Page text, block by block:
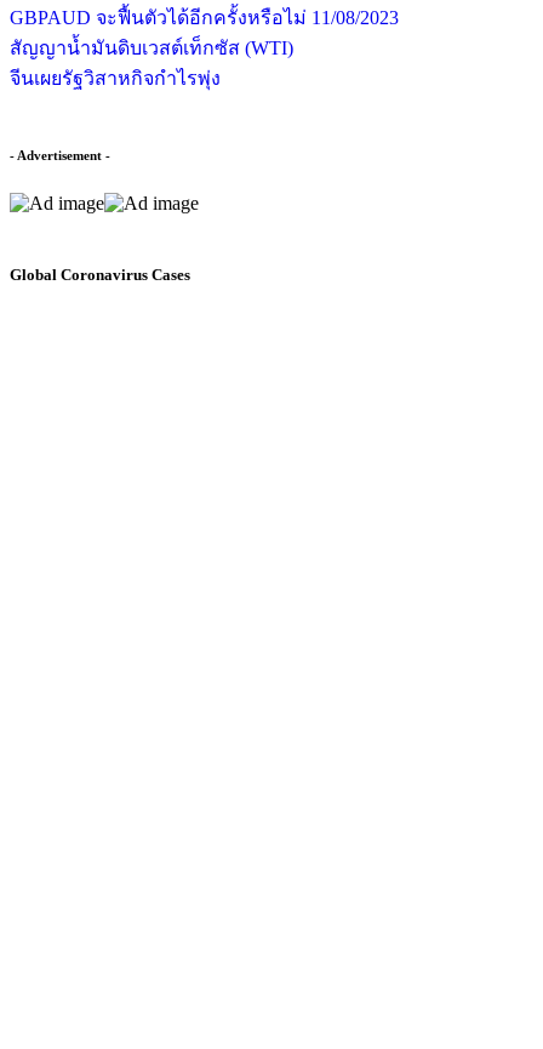
GBPAUD จะฟื้นตัวได้อีกครั้งหรือไม่ 11/08/2023
สัญญาน้ำมันดิบเวสต์เท็กซัส (WTI)
จีนเผยรัฐวิสาหกิจกำไรพุ่ง
- Advertisement -
Global Coronavirus Cases